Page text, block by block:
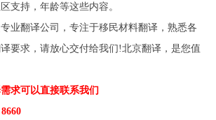
支持，年龄等这些内容。
翻译公司，专注于移民材料翻译，熟悉各
要求，请放心交付给我们!北京翻译，是您值
求可以直接联系我们